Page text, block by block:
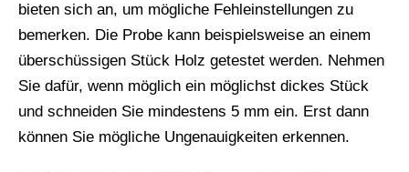
bieten sich an, um mögliche Fehleinstellungen zu
bemerken. Die Probe kann beispielsweise an einem
überschüssigen Stück Holz getestet werden. Nehmen
Sie dafür, wenn möglich ein möglichst dickes Stück
und schneiden Sie mindestens 5 mm ein. Erst dann
können Sie mögliche Ungenauigkeiten erkennen.